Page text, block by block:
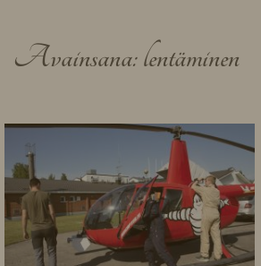
Avainsana: lentäminen